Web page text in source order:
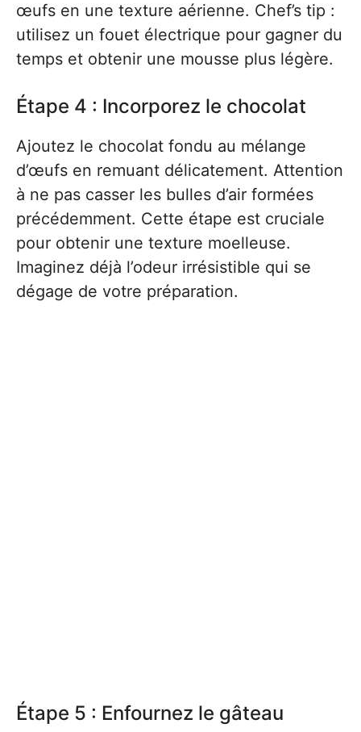
œufs en une texture aérienne. Chef’s tip :
utilisez un fouet électrique pour gagner du
temps et obtenir une mousse plus légère.
Étape 4 : Incorporez le chocolat
Ajoutez le chocolat fondu au mélange
d’œufs en remuant délicatement. Attention
à ne pas casser les bulles d’air formées
précédemment. Cette étape est cruciale
pour obtenir une texture moelleuse.
Imaginez déjà l’odeur irrésistible qui se
dégage de votre préparation.
Étape 5 : Enfournez le gâteau